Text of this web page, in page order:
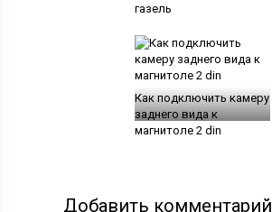
газель
Как подключить камеру
заднего вида к
магнитоле 2 din
Добавить комментарий